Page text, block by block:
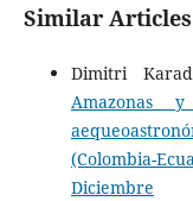
Similar Articles
Dimitri
Amazonas
(Colombia-
Diciembre